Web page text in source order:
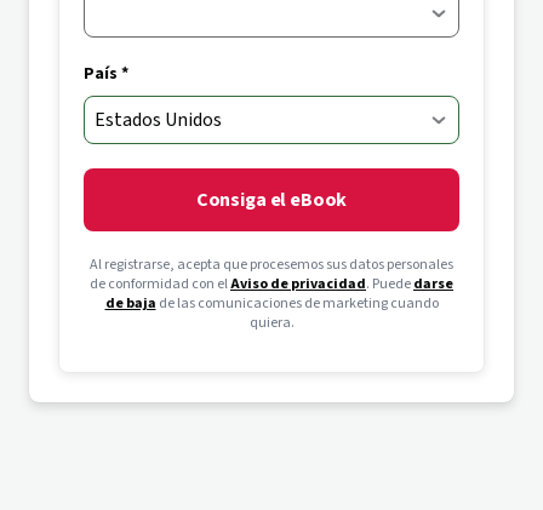
País *
Consiga el eBook
Al registrarse, acepta que procesemos sus datos personales
de conformidad con elAviso de privacidad. Puededarse
de baja de las comunicaciones de marketing cuando
quiera.